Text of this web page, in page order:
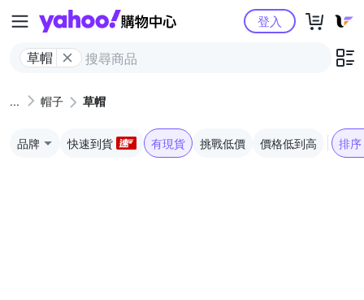
Yahoo購物中心
草帽
登入
帽子 草帽
品牌 快速到貨 有現貨 挑戰低價 價格低到高 排序